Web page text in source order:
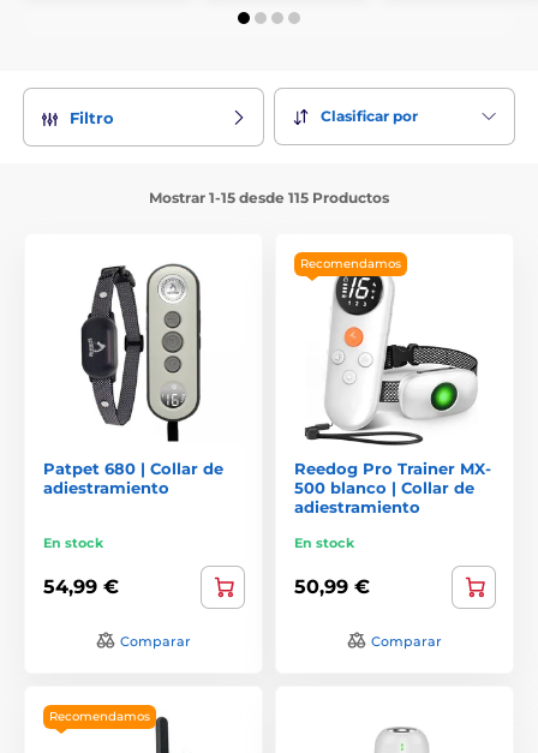
Filtro Clasificar por
Mostrar 1-15 desde 115 Productos
Patpet 680 | Collar de
adiestramiento
En stock
54,99 €
Comparar
Recomendamos
Reedog Pro Trainer MX-
500 blanco | Collar de
adiestramiento
En stock
50,99 €
Comparar
Recomendamos